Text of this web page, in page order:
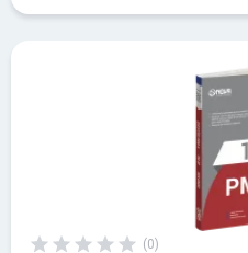
(0)